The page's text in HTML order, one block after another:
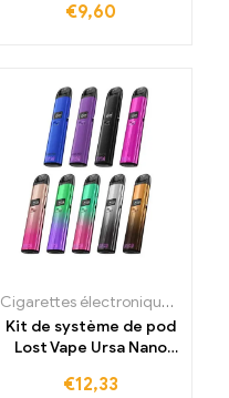
€9,60
,Cigarettes électroniques
Cigarettes électroniques jetables
Kit de système de pod
Lost Vape Ursa Nano
€12,33